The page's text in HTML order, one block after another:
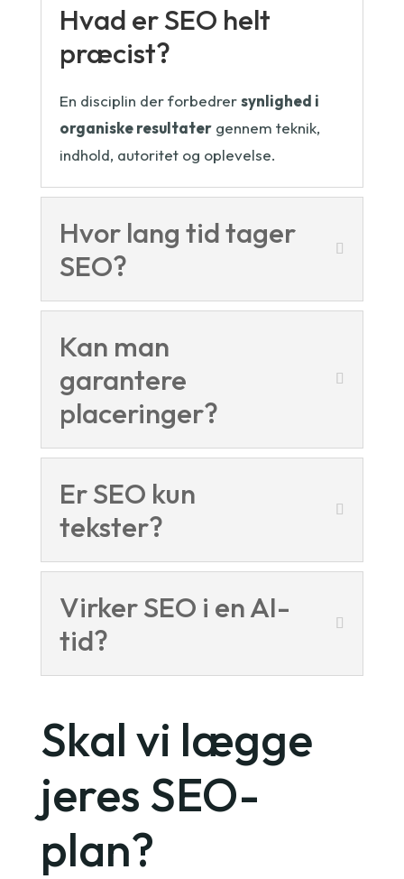
Hvad er SEO helt
præcist?
En disciplin der forbedrersynlighed i
organiske resultatergennem teknik,
indhold, autoritet og oplevelse.
Hvor lang tid tager
SEO?
Kan man
garantere
placeringer?
Er SEO kun
tekster?
Virker SEO i en AI-
tid?
Skal vi lægge
jeres SEO-
plan?